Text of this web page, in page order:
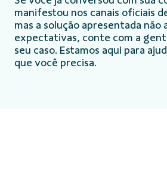
manifestou nos canais oficiais
mas a solução apresentada não
expectativas, conte com a
seu caso. Estamos aqui para
que você precisa.